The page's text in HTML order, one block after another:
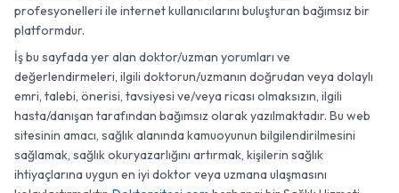
profesyonelleri ile internet kullanıcılarını buluşturan bağımsız bir
platformdur.
İş bu sayfada yer alan doktor/uzman yorumları ve
değerlendirmeleri, ilgili doktorun/uzmanın doğrudan veya dolaylı
emri, talebi, önerisi, tavsiyesi ve/veya ricası olmaksızın, ilgili
hasta/danışan tarafından bağımsız olarak yazılmaktadır. Bu web
sitesinin amacı, sağlık alanında kamuoyunun bilgilendirilmesini
sağlamak, sağlık okuryazarlığını artırmak, kişilerin sağlık
ihtiyaçlarına uygun en iyi doktor veya uzmana ulaşmasını